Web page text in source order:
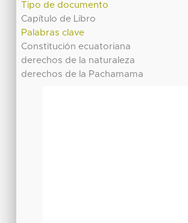
Tipo de documento
Capítulo de Libro
Palabras clave
Constitución ecuatoriana
derechos de la naturaleza
derechos de la Pachamama